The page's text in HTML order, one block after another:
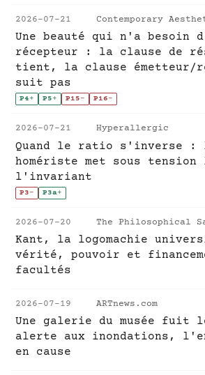
2026-07-21 Contemporary
Une beauté qui n'a besoin
récepteur : la clause de
tient, la clause émetteur/
suit pas
P4+ P5+ P15- P16-
2026-07-21 Hyperallergic
Quand le ratio s'inverse
homériste met sous tension
l'invariant
P3- P3a+
2026-07-20 The Philosophical
Kant, la logomachie
vérité, pouvoir et
facultés
2026-07-19 ARTnews.com
Une galerie du musée fuit
alerte aux inondations,
en cause